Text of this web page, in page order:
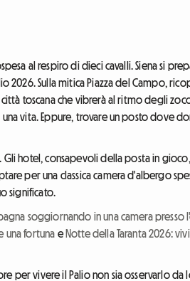
al respiro di dieci cavalli. Siena si
2026. Sulla mitica Piazza del Campo,
città toscana che vibrerà al ritmo degli
vita. Eppure, trovare un posto dove
hotel, consapevoli della posta in
per una classica camera d'albergo
significato.
soggiornando in una camera presso
una fortuna e Notte della Taranta 2026:
per vivere il Palio non sia osservarlo